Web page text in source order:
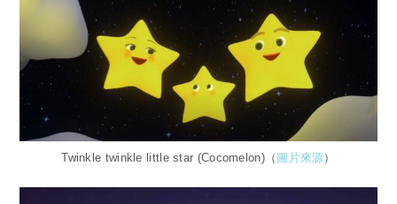
Twinkle twinkle little star (Cocomelon)（ 圖片來源）